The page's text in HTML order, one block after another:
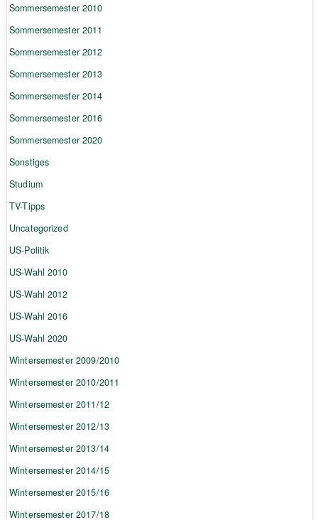
Sommersemester 2010
Sommersemester 2011
Sommersemester 2012
Sommersemester 2013
Sommersemester 2014
Sommersemester 2016
Sommersemester 2020
Sonstiges
Studium
TV-Tipps
Uncategorized
US-Politik
US-Wahl 2010
US-Wahl 2012
US-Wahl 2016
US-Wahl 2020
Wintersemester 2009/2010
Wintersemester 2010/2011
Wintersemester 2011/12
Wintersemester 2012/13
Wintersemester 2013/14
Wintersemester 2014/15
Wintersemester 2015/16
Wintersemester 2017/18